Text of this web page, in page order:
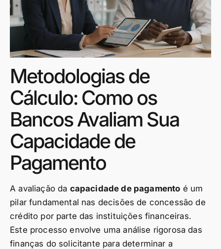
Metodologias de
Cálculo: Como os
Bancos Avaliam Sua
Capacidade de
Pagamento
A avaliação da capacidade de pagamento é um
pilar fundamental nas decisões de concessão de
crédito por parte das instituições financeiras.
Este processo envolve uma análise rigorosa das
finanças do solicitante para determinar a